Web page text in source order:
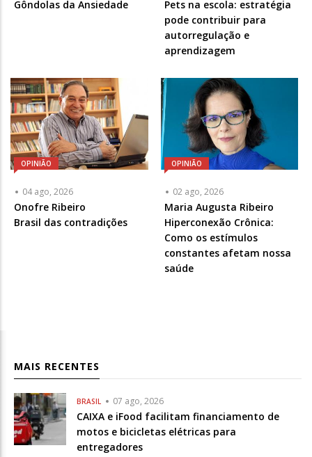
ou
Gôndolas da Ansiedade
ou
Chamada
-
Opcional
Pets na escola: estratégia
pode contribuir para
autorregulação e
aprendizagem
OPINIÃO
04 ago, 2026
Articulista
ou
Onofre Ribeiro
Brasil das contradições
OPINIÃO
02 ago, 2026
Articulista
ou
Chamada
-
Opcional
Maria Augusta Ribeiro
Hiperconexão Crônica:
Como os estímulos
constantes afetam nossa
saúde
MAIS RECENTES
BRASIL 07 ago, 2026
CAIXA e iFood facilitam financiamento de
motos e bicicletas elétricas para
entregadores